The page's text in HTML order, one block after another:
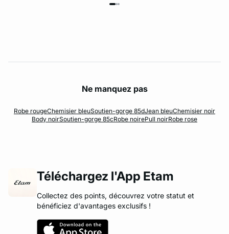
Ne manquez pas
Robe rougeChemisier bleuSoutien-gorge 85dJean bleuChemisier noir
Body noirSoutien-gorge 85cRobe noirePull noirRobe rose
Téléchargez l'App Etam
Collectez des points, découvrez votre statut et
bénéficiez d'avantages exclusifs !